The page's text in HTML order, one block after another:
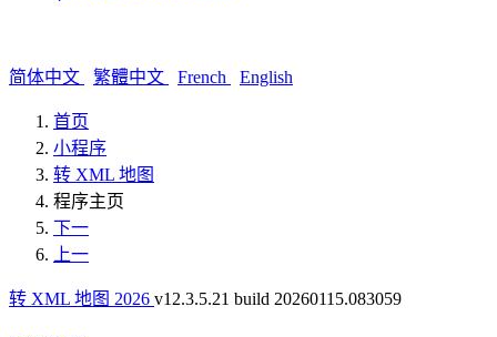
简体中文 繁體中文 French English
首页
小程序
转 XML 地图
程序主页
下一
上一
转 XML 地图 2026 v12.3.5.21 build 20260115.083059